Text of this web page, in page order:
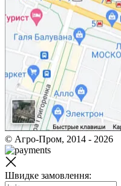
© Агро-Пром, 2014 - 2026
Швидке замовлення: